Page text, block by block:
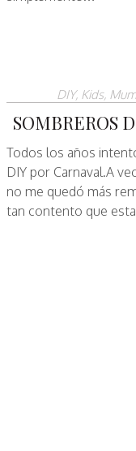
DIY, Kids,
SOMBREROS
Todos los años
DIY por Carnaval.A
no me quedó más
tan contento que